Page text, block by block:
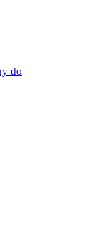
do